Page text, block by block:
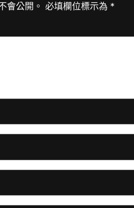
會公開。 必填欄位標示為 *